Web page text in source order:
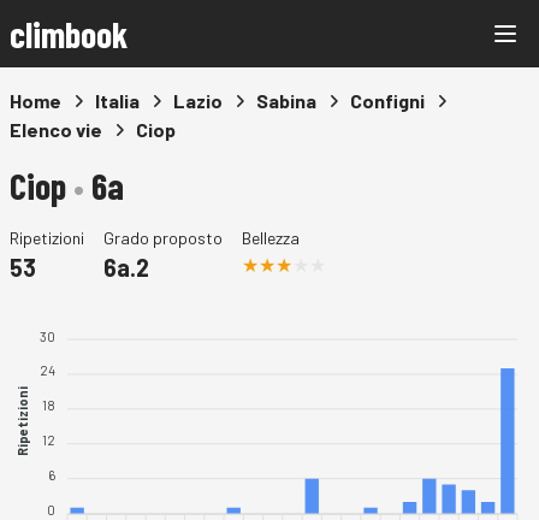
climbook
Home Italia Lazio Sabina
Configni
Elenco vie
Ciop
Ciop• 6a
Ripetizioni
53
Grado proposto
6a.2
Bellezza
30
24
18
12
6
0
Ripetizioni